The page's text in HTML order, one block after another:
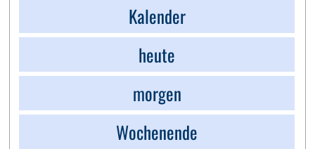
Kalender
heute
morgen
Wochenende